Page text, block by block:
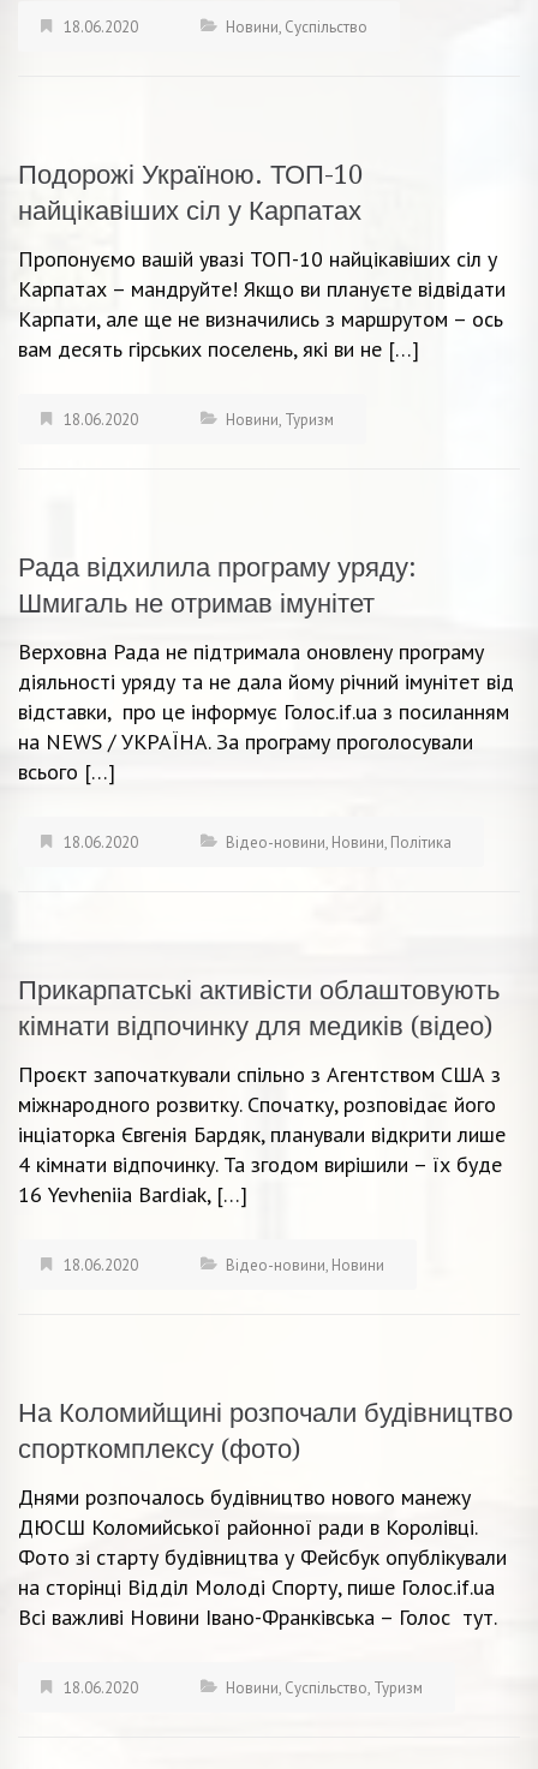
18.06.2020 Новини, Суспільство
Подорожі Україною. ТОП-10
найцікавіших сіл у Карпатах
Пропонуємо вашій увазі ТОП-10 найцікавіших сіл у
Карпатах – мандруйте! Якщо ви плануєте відвідати
Карпати, але ще не визначились з маршрутом – ось
вам десять гірських поселень, які ви не […]
18.06.2020 Новини, Туризм
Рада відхилила програму уряду:
Шмигаль не отримав імунітет
Верховна Рада не підтримала оновлену програму
діяльності уряду та не дала йому річний імунітет від
відставки, про це інформує Голос.if.ua з посиланням
на NEWS / УКРАЇНА. За програму проголосували
всього […]
18.06.2020 Відео-новини, Новини, Політика
Прикарпатські активісти облаштовують
кімнати відпочинку для медиків (відео)
Проєкт започаткували спільно з Агентством США з
міжнародного розвитку. Спочатку, розповідає його
інціаторка Євгенія Бардяк, планували відкрити лише
4 кімнати відпочинку. Та згодом вирішили – їх буде
16 Yevheniia Bardiak, […]
18.06.2020 Відео-новини, Новини
На Коломийщині розпочали будівництво
спорткомплексу (фото)
Днями розпочалось будівництво нового манежу
ДЮСШ Коломийської районної ради в Королівці.
Фото зі старту будівництва у Фейсбук опублікували
на сторінці Відділ Молоді Спорту, пише Голос.if.ua
Всі важливі Новини Івано-Франківська – Голос тут.
18.06.2020 Новини, Суспільство, Туризм